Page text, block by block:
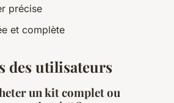
précise
et complète
des utilisateurs
un kit complet ou